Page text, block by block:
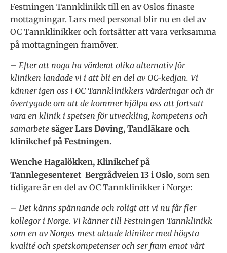
Festningen Tannklinikk till en av Oslos finaste
mottagningar. Lars med personal blir nu en del av
OC Tannklinikker och fortsätter att vara verksamma
på mottagningen framöver.
– Efter att noga ha värderat olika alternativ för
kliniken landade vi i att bli en del av OC-kedjan. Vi
känner igen oss i OC Tannklinikkers värderingar och är
övertygade om att de kommer hjälpa oss att fortsatt
vara en klinik i spetsen för utveckling, kompetens och
samarbete säger Lars Døving, Tandläkare och
klinikchef på Festningen.
Wenche Hagalökken, Klinikchef på
Tannlegesenteret Bergrådveien 13 i Oslo, som sen
tidigare är en del av OC Tannklinikker i Norge:
– Det känns spännande och roligt att vi nu får fler
kollegor i Norge. Vi känner till Festningen Tannklinikk
som en av Norges mest aktade kliniker med högsta
kvalité och spetskompetenser och ser fram emot vårt